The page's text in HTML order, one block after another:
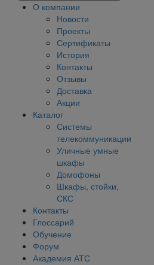
О компании
Новости
Проекты
Сертификаты
История
Контакты
Отзывы
Доставка
Акции
Каталог
Системы
телекоммуникации
Уличные умные
шкафы
Домофоны
Шкафы, стойки,
СКС
Контакты
Глоссарий
Обучение
Форум
Академия АТС